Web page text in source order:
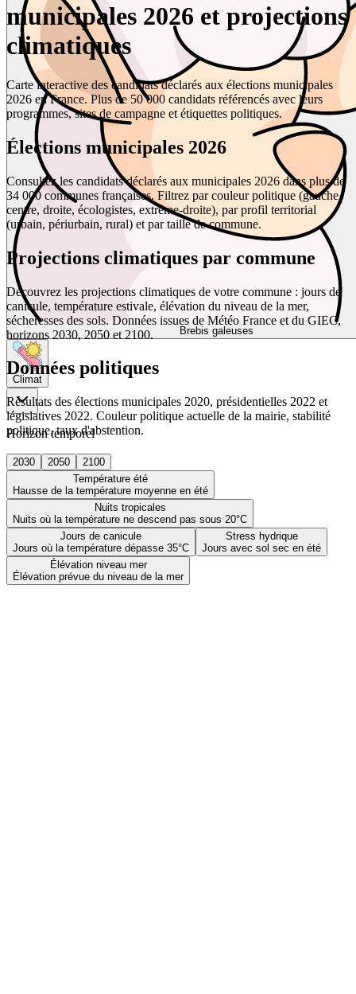
Brebis galeuses
Climat
Horizon temporel
2030 2050
2100
Température été
Hausse de la température moyenne en été
Nuits tropicales
Nuits où la température ne descend pas sous 20°C
Jours de canicule
Jours où la température dépasse 35°C
Stress hydrique
Jours avec sol sec en été
Élévation niveau mer
Élévation prévue du niveau de la mer
municipales 2026 et projections
climatiques
Carte interactive des candidats déclarés aux élections municipales
2026 en France. Plus de 50 000 candidats référencés avec leurs
programmes, sites de campagne et étiquettes politiques.
Élections municipales 2026
Consultez les candidats déclarés aux municipales 2026 dans plus de
34 000 communes françaises. Filtrez par couleur politique (gauche,
centre, droite, écologistes, extrême-droite), par profil territorial
(urbain, périurbain, rural) et par taille de commune.
Projections climatiques par commune
Découvrez les projections climatiques de votre commune : jours de
canicule, température estivale, élévation du niveau de la mer,
sécheresses des sols. Données issues de Météo France et du GIEC,
horizons 2030, 2050 et 2100.
Données politiques
Résultats des élections municipales 2020, présidentielles 2022 et
législatives 2022. Couleur politique actuelle de la mairie, stabilité
politique, taux d'abstention.